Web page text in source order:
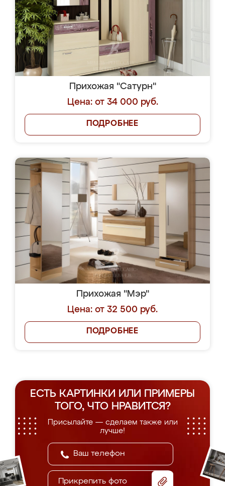
Прихожая "Сатурн"
Цена: от 34 000 руб.
ПОДРОБНЕЕ
Прихожая "Мэр"
Цена: от 32 500 руб.
ПОДРОБНЕЕ
ЕСТЬ КАРТИНКИ ИЛИ ПРИМЕРЫ
ТОГО, ЧТО НРАВИТСЯ?
Присылайте — сделаем также или
лучше!
Прикрепить фото